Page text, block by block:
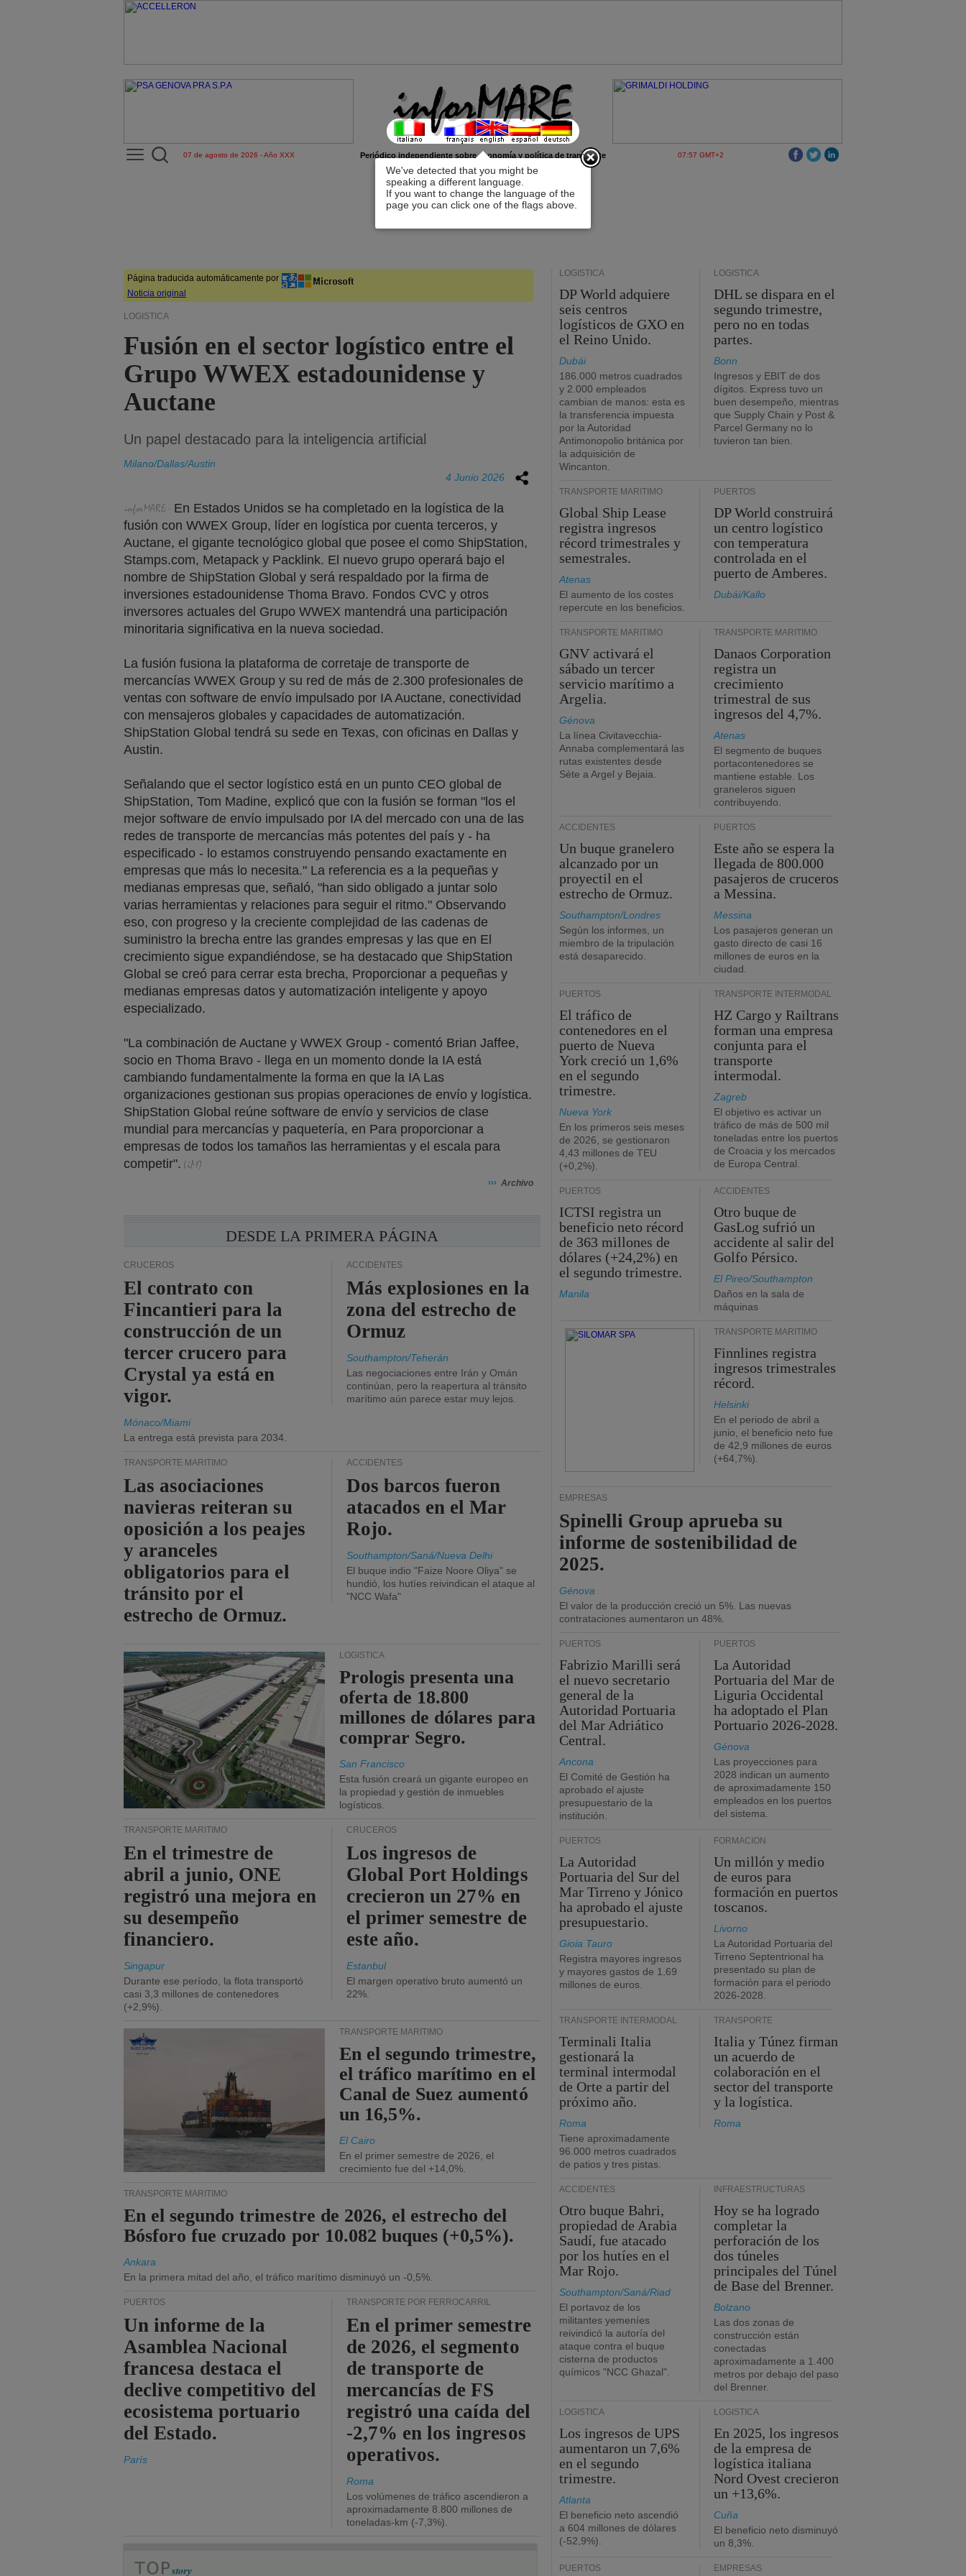
We've detected that you might be
speaking a different language.
If you want to change the language of the
page you can click one of the flags above.
x
07 de agosto de 2026 - Año XXX Periódico independiente sobre economía y política de transporte 07:57 GMT+2
Página traducida automáticamente por
Noticia original
LOGÍSTICA
Fusión en el sector logístico entre el
Grupo WWEX estadounidense y
Auctane
Un papel destacado para la inteligencia artificial
Milano/Dallas/Austin
4 Junio 2026
En Estados Unidos se ha completado en la logística de la
fusión con WWEX Group, líder en logística por cuenta terceros, y
Auctane, el gigante tecnológico global que posee el como ShipStation,
Stamps.com, Metapack y Packlink. El nuevo grupo operará bajo el
nombre de ShipStation Global y será respaldado por la firma de
inversiones estadounidense Thoma Bravo. Fondos CVC y otros
inversores actuales del Grupo WWEX mantendrá una participación
minoritaria significativa en la nueva sociedad.
La fusión fusiona la plataforma de corretaje de transporte de
mercancías WWEX Group y su red de más de 2.300 profesionales de
ventas con software de envío impulsado por IA Auctane, conectividad
con mensajeros globales y capacidades de automatización.
ShipStation Global tendrá su sede en Texas, con oficinas en Dallas y
Austin.
Señalando que el sector logístico está en un punto CEO global de
ShipStation, Tom Madine, explicó que con la fusión se forman "los el
mejor software de envío impulsado por IA del mercado con una de las
redes de transporte de mercancías más potentes del país y - ha
especificado - lo estamos construyendo pensando exactamente en
empresas que más lo necesita." La referencia es a la pequeñas y
medianas empresas que, señaló, "han sido obligado a juntar solo
varias herramientas y relaciones para seguir el ritmo." Observando
eso, con progreso y la creciente complejidad de las cadenas de
suministro la brecha entre las grandes empresas y las que en El
crecimiento sigue expandiéndose, se ha destacado que ShipStation
Global se creó para cerrar esta brecha, Proporcionar a pequeñas y
medianas empresas datos y automatización inteligente y apoyo
especializado.
"La combinación de Auctane y WWEX Group - comentó Brian Jaffee,
socio en Thoma Bravo - llega en un momento donde la IA está
cambiando fundamentalmente la forma en que la IA Las
organizaciones gestionan sus propias operaciones de envío y logística.
ShipStation Global reúne software de envío y servicios de clase
mundial para mercancías y paquetería, en Para proporcionar a
empresas de todos los tamaños las herramientas y el escala para
competir".
››› Archivo
DESDE LA PRIMERA PÁGINA
CRUCEROS
El contrato con
Fincantieri para la
construcción de un
tercer crucero para
Crystal ya está en
vigor.
Mónaco/Miami
La entrega está prevista para 2034.
ACCIDENTES
Más explosiones en la
zona del estrecho de
Ormuz
Southampton/Teherán
Las negociaciones entre Irán y Omán
continúan, pero la reapertura al tránsito
marítimo aún parece estar muy lejos.
TRANSPORTE MARÍTIMO
Las asociaciones
navieras reiteran su
oposición a los peajes
y aranceles
obligatorios para el
tránsito por el
estrecho de Ormuz.
ACCIDENTES
Dos barcos fueron
atacados en el Mar
Rojo.
Southampton/Saná/Nueva Delhi
El buque indio "Faize Noore Oliya" se
hundió, los hutíes reivindican el ataque al
"NCC Wafa"
LOGÍSTICA
Prologis presenta una
oferta de 18.800
millones de dólares para
comprar Segro.
San Francisco
Esta fusión creará un gigante europeo en
la propiedad y gestión de inmuebles
logísticos.
TRANSPORTE MARÍTIMO
En el trimestre de
abril a junio, ONE
registró una mejora en
su desempeño
financiero.
Singapur
Durante ese período, la flota transportó
casi 3,3 millones de contenedores
(+2,9%).
CRUCEROS
Los ingresos de
Global Port Holdings
crecieron un 27% en
el primer semestre de
este año.
Estanbul
El margen operativo bruto aumentó un
22%.
TRANSPORTE MARÍTIMO
En el segundo trimestre,
el tráfico marítimo en el
Canal de Suez aumentó
un 16,5%.
El Cairo
En el primer semestre de 2026, el
crecimiento fue del +14,0%.
TRANSPORTE MARÍTIMO
En el segundo trimestre de 2026, el estrecho del
Bósforo fue cruzado por 10.082 buques (+0,5%).
Ankara
En la primera mitad del año, el tráfico marítimo disminuyó un -0,5%.
PUERTOS
Un informe de la
Asamblea Nacional
francesa destaca el
declive competitivo del
ecosistema portuario
del Estado.
París
TRANSPORTE POR FERROCARRIL
En el primer semestre
de 2026, el segmento
de transporte de
mercancías de FS
registró una caída del
-2,7% en los ingresos
operativos.
Roma
Los volúmenes de tráfico ascendieron a
aproximadamente 8.800 millones de
toneladas-km (-7,3%).
LOGÍSTICA
DP World adquiere
seis centros
logísticos de GXO en
el Reino Unido.
Dubái
186.000 metros cuadrados
y 2.000 empleados
cambian de manos: esta es
la transferencia impuesta
por la Autoridad
Antimonopolio británica por
la adquisición de
Wincanton.
LOGÍSTICA
DHL se dispara en el
segundo trimestre,
pero no en todas
partes.
Bonn
Ingresos y EBIT de dos
dígitos. Express tuvo un
buen desempeño, mientras
que Supply Chain y Post &
Parcel Germany no lo
tuvieron tan bien.
TRANSPORTE MARÍTIMO
Global Ship Lease
registra ingresos
récord trimestrales y
semestrales.
Atenas
El aumento de los costes
repercute en los beneficios.
PUERTOS
DP World construirá
un centro logístico
con temperatura
controlada en el
puerto de Amberes.
Dubái/Kallo
TRANSPORTE MARÍTIMO
GNV activará el
sábado un tercer
servicio marítimo a
Argelia.
Génova
La línea Civitavecchia-
Annaba complementará las
rutas existentes desde
Sète a Argel y Bejaia.
TRANSPORTE MARÍTIMO
Danaos Corporation
registra un
crecimiento
trimestral de sus
ingresos del 4,7%.
Atenas
El segmento de buques
portacontenedores se
mantiene estable. Los
graneleros siguen
contribuyendo.
ACCIDENTES
Un buque granelero
alcanzado por un
proyectil en el
estrecho de Ormuz.
Southampton/Londres
Según los informes, un
miembro de la tripulación
está desaparecido.
PUERTOS
Este año se espera la
llegada de 800.000
pasajeros de cruceros
a Messina.
Messina
Los pasajeros generan un
gasto directo de casi 16
millones de euros en la
ciudad.
PUERTOS
El tráfico de
contenedores en el
puerto de Nueva
York creció un 1,6%
en el segundo
trimestre.
Nueva York
En los primeros seis meses
de 2026, se gestionaron
4,43 millones de TEU
(+0,2%).
TRANSPORTE INTERMODAL
HZ Cargo y Railtrans
forman una empresa
conjunta para el
transporte
intermodal.
Zagreb
El objetivo es activar un
tráfico de más de 500 mil
toneladas entre los puertos
de Croacia y los mercados
de Europa Central.
PUERTOS
ICTSI registra un
beneficio neto récord
de 363 millones de
dólares (+24,2%) en
el segundo trimestre.
Manila
ACCIDENTES
Otro buque de
GasLog sufrió un
accidente al salir del
Golfo Pérsico.
El Pireo/Southampton
Daños en la sala de
máquinas
TRANSPORTE MARÍTIMO
Finnlines registra
ingresos trimestrales
récord.
Helsinki
En el periodo de abril a
junio, el beneficio neto fue
de 42,9 millones de euros
(+64,7%).
EMPRESAS
Spinelli Group aprueba su
informe de sostenibilidad de
2025.
Génova
El valor de la producción creció un 5%. Las nuevas
contrataciones aumentaron un 48%.
PUERTOS
Fabrizio Marilli será
el nuevo secretario
general de la
Autoridad Portuaria
del Mar Adriático
Central.
Ancona
El Comité de Gestión ha
aprobado el ajuste
presupuestario de la
institución.
PUERTOS
La Autoridad
Portuaria del Mar de
Liguria Occidental
ha adoptado el Plan
Portuario 2026-2028.
Génova
Las proyecciones para
2028 indican un aumento
de aproximadamente 150
empleados en los puertos
del sistema.
PUERTOS
La Autoridad
Portuaria del Sur del
Mar Tirreno y Jónico
ha aprobado el ajuste
presupuestario.
Gioia Tauro
Registra mayores ingresos
y mayores gastos de 1,69
millones de euros.
FORMACIÓN
Un millón y medio
de euros para
formación en puertos
toscanos.
Livorno
La Autoridad Portuaria del
Tirreno Septentrional ha
presentado su plan de
formación para el periodo
2026-2028.
TRANSPORTE INTERMODAL
Terminali Italia
gestionará la
terminal intermodal
de Orte a partir del
próximo año.
Roma
Tiene aproximadamente
96.000 metros cuadrados
de patios y tres pistas.
TRANSPORTE
Italia y Túnez firman
un acuerdo de
colaboración en el
sector del transporte
y la logística.
Roma
ACCIDENTES
Otro buque Bahri,
propiedad de Arabia
Saudí, fue atacado
por los hutíes en el
Mar Rojo.
Southampton/Saná/Riad
El portavoz de los
militantes yemeníes
reivindicó la autoría del
ataque contra el buque
cisterna de productos
químicos "NCC Ghazal".
INFRAESTRUCTURAS
Hoy se ha logrado
completar la
perforación de los
dos túneles
principales del Túnel
de Base del Brenner.
Bolzano
Las dos zonas de
construcción están
conectadas
aproximadamente a 1.400
metros por debajo del paso
del Brenner.
LOGÍSTICA
Los ingresos de UPS
aumentaron un 7,6%
en el segundo
trimestre.
Atlanta
El beneficio neto ascendió
a 604 millones de dólares
(-52,9%).
LOGÍSTICA
En 2025, los ingresos
de la empresa de
logística italiana
Nord Ovest crecieron
un +13,6%.
Cuña
El beneficio neto disminuyó
un 8,3%.
PUERTOS EMPRESAS